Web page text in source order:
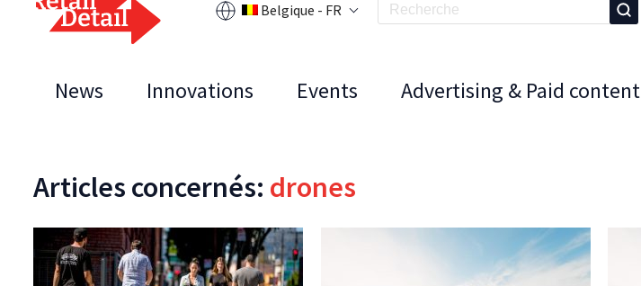
Belgique - FR
News Innovations Events Advertising & Paid content
Articles concernés: drones